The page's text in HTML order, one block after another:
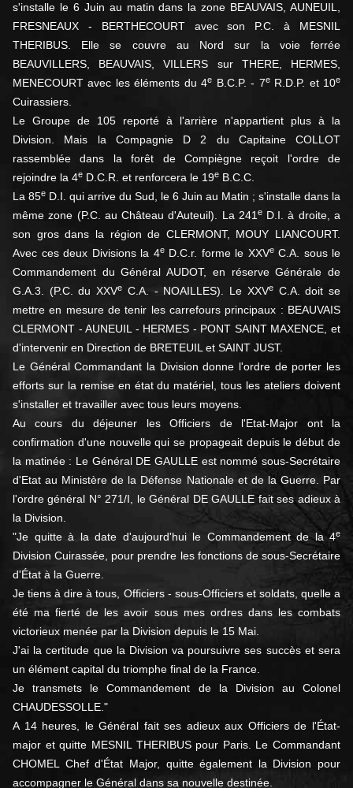
s'installe le 6 Juin au matin dans la zone BEAUVAIS, AUNEUIL,
FRESNEAUX - BERTHECOURT avec son P.C. à MESNIL
THERIBUS. Elle se couvre au Nord sur la voie ferrée
BEAUVILLERS, BEAUVAIS, VILLERS sur THERE, HERMES,
MENECOURT avec les éléments du 4e B.C.P. - 7eR.D.P. et 10e
Cuirassiers.
Le Groupe de 105 reporté à l'arrière n'appartient plus à la
Division. Mais la Compagnie D 2 du Capitaine COLLOT
rassemblée dans la forêt de Compiègne reçoit l'ordre de
rejoindre la 4e D.C.R. et renforcera le 19e B.C.C.
La 85e D.I. qui arrive du Sud, le 6 Juin au Matin ; s'installe dans la
même zone (P.C. au Château d'Auteuil). La 241 eD.I. à droite, a
son gros dans la région de CLERMONT, MOUY LIANCOURT.
Avec ces deux Divisions la 4eD.C.r. forme le XXVeC.A. sous le
Commandement du Général AUDOT, en réserve Générale de
G.A.3. (P.C. du XXVe C.A. - NOAILLES). Le XXVeC.A. doit se
mettre en mesure de tenir les carrefours principaux : BEAUVAIS
CLERMONT - AUNEUIL - HERMES - PONT SAINT MAXENCE, et
d'intervenir en Direction de BRETEUIL et SAINT JUST.
Le Général Commandant la Division donne l'ordre de porter les
efforts sur la remise en état du matériel, tous les ateliers doivent
s'installer et travailler avec tous leurs moyens.
Au cours du déjeuner les Officiers de l'Etat-Major ont la
confirmation d'une nouvelle qui se propageait depuis le début de
la matinée : Le Général DE GAULLE est nommé sous-Secrétaire
d'Etat au Ministère de la Défense Nationale et de la Guerre. Par
l'ordre général N° 271/I, le Général DE GAULLE fait ses adieux à
la Division.
"Je quitte à la date d'aujourd'hui le Commandement de la 4e
Division Cuirassée, pour prendre les fonctions de sous-Secrétaire
d'État à la Guerre.
Je tiens à dire à tous, Officiers - sous-Officiers et soldats, quelle a
été ma fierté de les avoir sous mes ordres dans les combats
victorieux menée par la Division depuis le 15 Mai.
J'ai la certitude que la Division va poursuivre ses succès et sera
un élément capital du triomphe final de la France.
Je transmets le Commandement de la Division au Colonel
CHAUDESSOLLE."
A 14 heures, le Général fait ses adieux aux Officiers de l'État-
major et quitte MESNIL THERIBUS pour Paris. Le Commandant
CHOMEL Chef d'État Major, quitte également la Division pour
accompagner le Général dans sa nouvelle destinée.